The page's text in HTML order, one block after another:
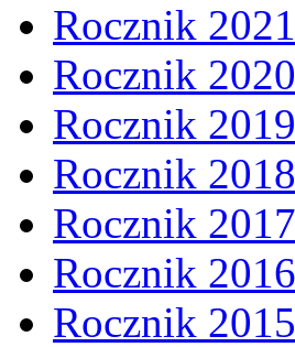
Rocznik
Rocznik
Rocznik
Rocznik
Rocznik
Rocznik
Rocznik